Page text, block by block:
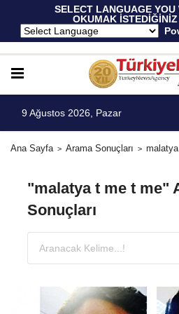
SELECT LANGUAGE
OKUMAK
9 Ağustos 2026, Pazar
Ana Sayfa Arama Sonuçları
"malatya t me t me"
Sonuçları